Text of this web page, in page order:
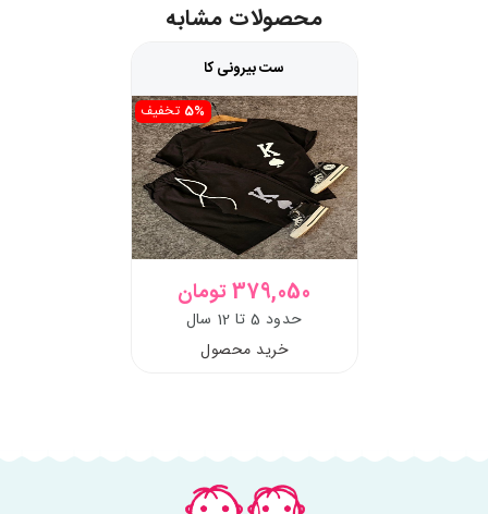
محصولات مشابه
ست بیرونی کا
5% تخفیف
379,050 تومان
حدود 5 تا 12 سال
خرید محصول